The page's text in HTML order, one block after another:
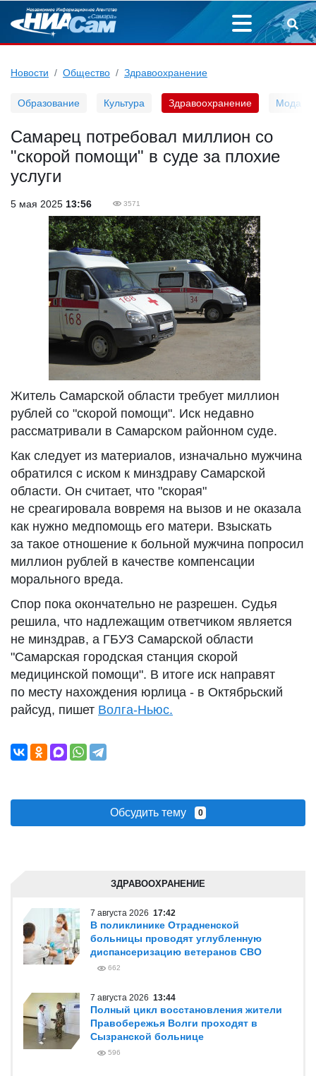
Новости Общество Здравоохранение
Образование Культура Здравоохранение Мода
Самарец потребовал миллион со
"скорой помощи" в суде за плохие
услуги
5 мая 2025 13:56 3571
Житель Самарской области требует миллион
рублей со "скорой помощи". Иск недавно
рассматривали в Самарском районном суде.
Как следует из материалов, изначально мужчина
обратился с иском к минздраву Самарской
области. Он считает, что "скорая"
не среагировала вовремя на вызов и не оказала
как нужно медпомощь его матери. Взыскать
за такое отношение к больной мужчина попросил
миллион рублей в качестве компенсации
морального вреда.
Спор пока окончательно не разрешен. Судья
решила, что надлежащим ответчиком является
не минздрав, а ГБУЗ Самарской области
"Самарская городская станция скорой
медицинской помощи". В итоге иск направят
по месту нахождения юрлица - в Октябрьский
райсуд, пишет Волга-Ньюс.
Обсудить тему 0
ЗДРАВООХРАНЕНИЕ
7 августа 2026 17:42
В поликлинике Отрадненской
больницы проводят углубленную
диспансеризацию ветеранов СВО
662
7 августа 2026 13:44
Полный цикл восстановления жители
Правобережья Волги проходят в
Сызранской больнице
596